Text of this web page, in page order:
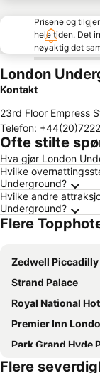
Prisene og
hele tiden. Det
nøyaktig det
London
Kontakt
23rd Floor Empress
Telefon:
Ofte stilte
Hva gjør London
Hvilke
Underground?
Hvilke andre
Underground?
Flere
Zedwell
Strand Palace
Royal National
Premier Inn London
Park Grand Hyde
Copthorne Tara Hotel
Flere